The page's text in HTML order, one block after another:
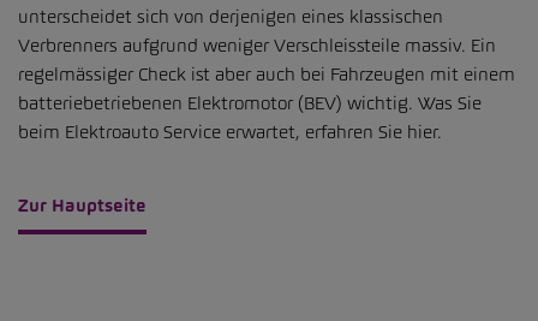
unterscheidet sich von derjenigen eines klassischen
Verbrenners aufgrund weniger Verschleissteile massiv. Ein
regelmässiger Check ist aber auch bei Fahrzeugen mit einem
batteriebetriebenen Elektromotor (BEV) wichtig. Was Sie
beim Elektroauto Service erwartet, erfahren Sie hier.
Zur Hauptseite